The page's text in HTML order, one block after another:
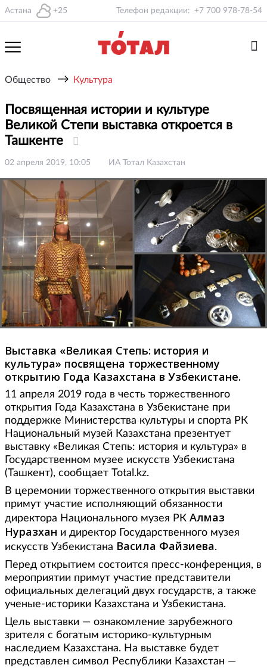
Астана +25 Телефон редакции: +7 700 978-78-54
Общество → Культура
Посвященная истории и культуре
Великой Степи выставка откроется в
Ташкенте
02 апреля 2019, 10:05 ИА Тотал Казахстан
Выставка «Великая Степь: история и
культура» посвящена торжественному
открытию Года Казахстана в Узбекистане.
11 апреля 2019 года в честь торжественного
открытия Года Казахстана в Узбекистане при
поддержке Министерства культуры и спорта РК
Национальный музей Казахстана презентует
выставку «Великая Степь: история и культура» в
Государственном музее искусств Узбекистана
(Ташкент), сообщает Total.kz.
В церемонии торжественного открытия выставки
примут участие исполняющий обязанности
директора Национального музея РК Алмаз
Нуразхан и директор Государственного музея
искусств Узбекистана Васила Файзиева.
Перед открытием состоится пресс-конференция, в
мероприятии примут участие представители
официальных делегаций двух государств, а также
ученые-историки Казахстана и Узбекистана.
Цель выставки — ознакомление зарубежного
зрителя с богатым историко-культурным
наследием Казахстана. На выставке будет
представлен символ Республики Казахстан —